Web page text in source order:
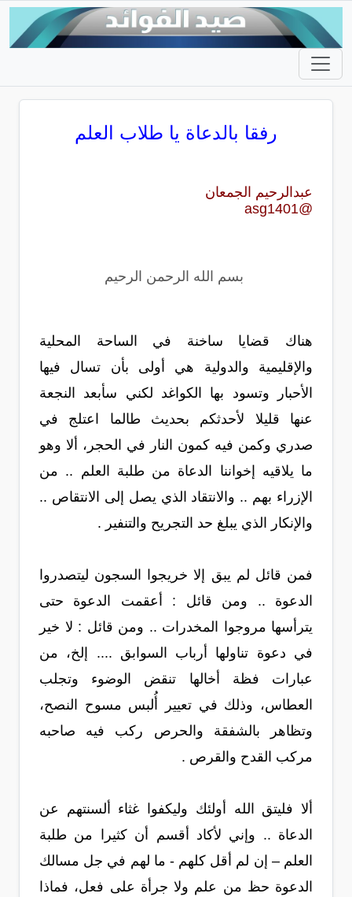
رفقا بالدعاة يا طلاب العلم
عبدالرحيم الجمعان
@asg1401
بسم الله الرحمن الرحيم
هناك قضايا ساخنة في الساحة المحلية
والإقليمية والدولية هي أولى بأن تسال فيها
الأحبار وتسود بها الكواغد لكني سأبعد النجعة
عنها قليلا لأحدثكم بحديث طالما اعتلج في
صدري وكمن فيه كمون النار في الحجر، ألا وهو
ما يلاقيه إخواننا الدعاة من طلبة العلم .. من
الإزراء بهم .. والانتقاد الذي يصل إلى الانتقاص ..
والإنكار الذي يبلغ حد التجريح والتنفير .
فمن قائل لم يبق إلا خريجوا السجون ليتصدروا
الدعوة .. ومن قائل : أعقمت الدعوة حتى
يترأسها مروجوا المخدرات .. ومن قائل : لا خير
في دعوة تناولها أرباب السوابق .... إلخ، من
عبارات فظة أخالها تنقض الوضوء وتجلب
العطاس، وذلك في تعيير أُلبس مسوح النصح،
وتظاهر بالشفقة والحرص ركب فيه صاحبه
مركب القدح والقرص .
ألا فليتق الله أولئك وليكفوا غثاء ألسنتهم عن
الدعاة .. وإني لأكاد أقسم أن كثيرا من طلبة
العلم – إن لم أقل كلهم - ما لهم في جل مسالك
الدعوة حظ من علم ولا جرأة على فعل، فماذا